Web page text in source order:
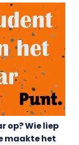
op? Wie liep
maakte het